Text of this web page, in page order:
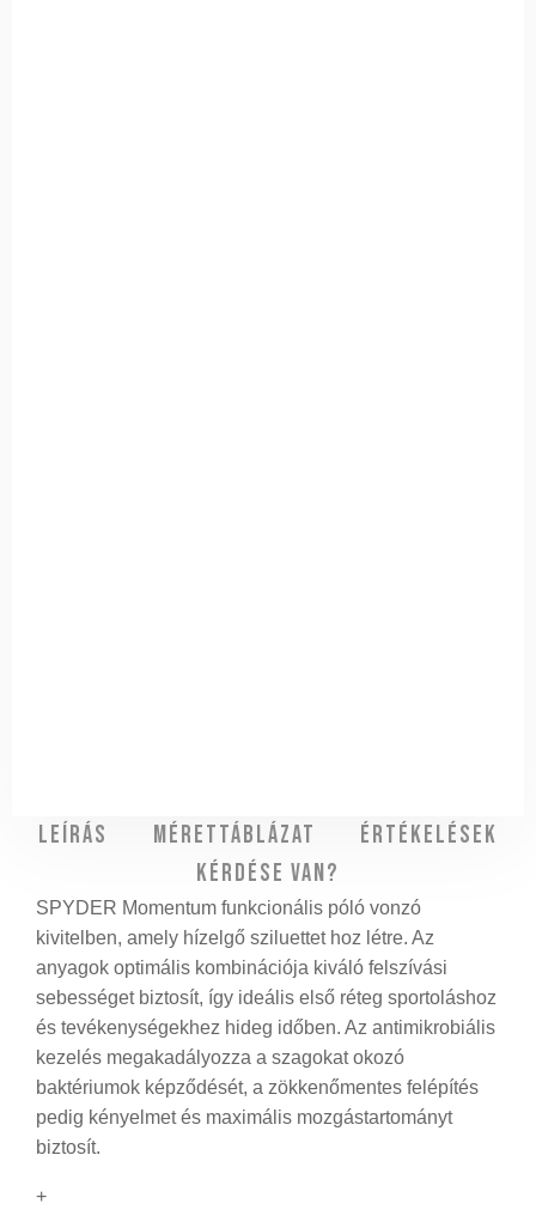
Leírás Mérettáblázat
Értékelések
Kérdése van?
SPYDER Momentum funkcionális póló vonzó
kivitelben, amely hízelgő sziluettet hoz létre. Az
anyagok optimális kombinációja kiváló felszívási
sebességet biztosít, így ideális első réteg sportoláshoz
és tevékenységekhez hideg időben. Az antimikrobiális
kezelés megakadályozza a szagokat okozó
baktériumok képződését, a zökkenőmentes felépítés
pedig kényelmet és maximális mozgástartományt
biztosít.
+